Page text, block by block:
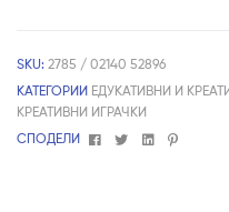
SKU: 2785 / 02140 52896
КАТЕГОРИИ ЕДУКАТИВНИ И
КРЕАТИВНИ ИГРАЧКИ
СПОДЕЛИ
FacebookTwitterLinkedin
Pinterest